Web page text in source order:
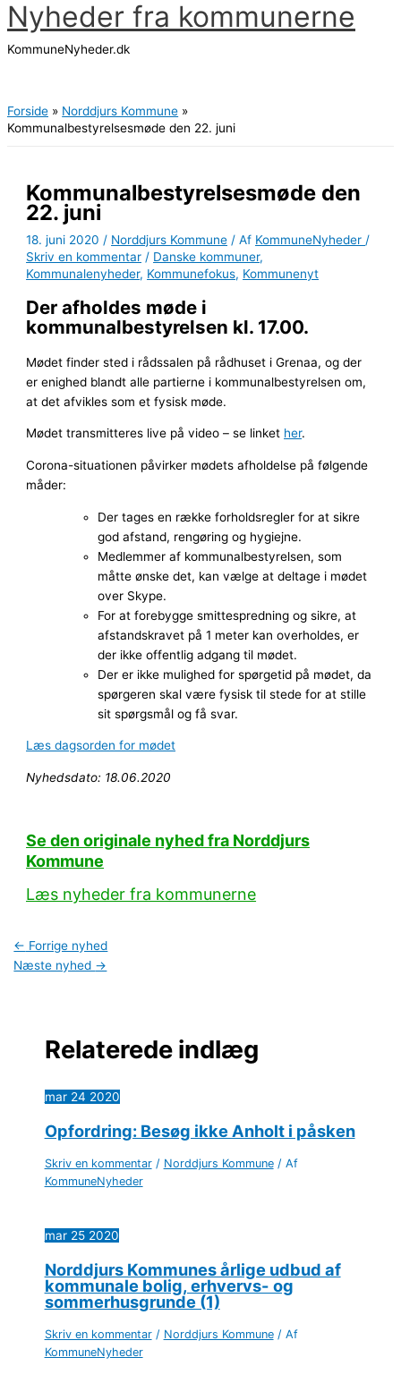
Gå
til
indholdet
Nyheder fra kommunerne
KommuneNyheder.dk
Forside
Norddjurs Kommune
Kommunalbestyrelsesmøde den 22. juni
Kommunalbestyrelsesmøde den
22. juni
18. juni 2020 / Norddjurs Kommune / Af KommuneNyheder /
Skriv en kommentar / Danske kommuner,
Kommunalenyheder, Kommunefokus, Kommunenyt
Der afholdes møde i
kommunalbestyrelsen kl. 17.00.
Mødet finder sted i rådssalen på rådhuset i Grenaa, og der
er enighed blandt alle partierne i kommunalbestyrelsen om,
at det afvikles som et fysisk møde.
Mødet transmitteres live på video – se linket her.
Corona-situationen påvirker mødets afholdelse på følgende
måder:
Der tages en række forholdsregler for at sikre
god afstand, rengøring og hygiejne.
Medlemmer af kommunalbestyrelsen, som
måtte ønske det, kan vælge at deltage i mødet
over Skype.
For at forebygge smittespredning og sikre, at
afstandskravet på 1 meter kan overholdes, er
der ikke offentlig adgang til mødet.
Der er ikke mulighed for spørgetid på mødet, da
spørgeren skal være fysisk til stede for at stille
sit spørgsmål og få svar.
Læs dagsorden for mødet
Nyhedsdato: 18.06.2020
Se den originale nyhed fra Norddjurs
Kommune
Læs nyheder fra kommunerne
← Forrige nyhed
Næste nyhed →
Relaterede indlæg
mar 24 2020
Opfordring: Besøg ikke Anholt i påsken
Skriv en kommentar / Norddjurs Kommune/ Af
KommuneNyheder
mar 25 2020
Norddjurs Kommunes årlige udbud af
kommunale bolig, erhvervs- og
sommerhusgrunde (1)
Skriv en kommentar / Norddjurs Kommune/ Af
KommuneNyheder